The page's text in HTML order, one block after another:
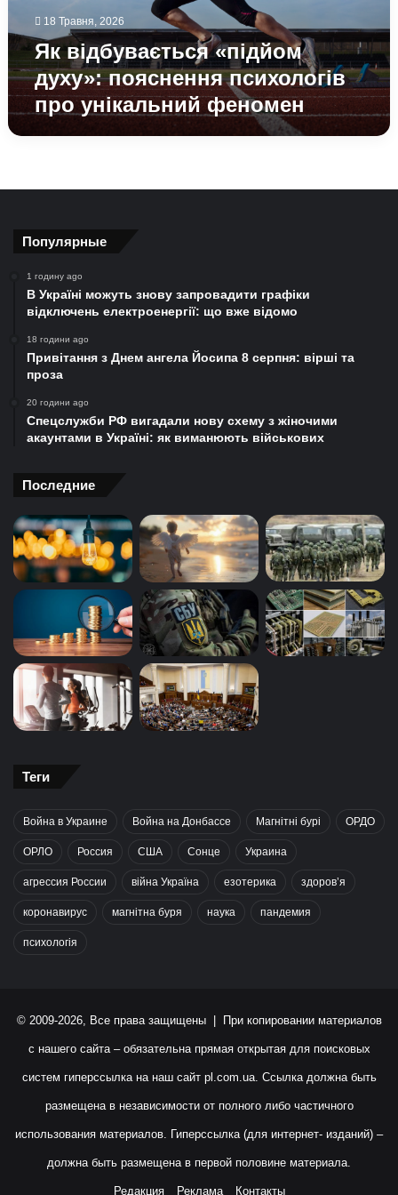
феномен18 Травня, 2026
Як відбувається «підйом
духу»: пояснення психологів
про унікальний феномен
Популярные
1 годину ago
В Україні можуть знову запровадити графіки
відключень електроенергії: що вже відомо
18 години ago
Привітання з Днем ангела Йосипа 8 серпня: вірші та
проза
20 години ago
Спецслужби РФ вигадали нову схему з жіночими
акаунтами в Україні: як виманюють військових
Последние
Теги
Война в Украине Война на Донбассе Магнітні бурі ОРДО
ОРЛО Россия США Сонце Украина
агрессия России війна Україна езотерика здоров’я
коронавирус магнітна буря наука пандемия
психологія
© 2009-2026, Все права защищены | При копировании материалов
с нашего сайта – обязательна прямая открытая для поисковых
систем гиперссылка на наш сайт pl.com.ua. Ссылка должна быть
размещена в независимости от полного либо частичного
использования материалов. Гиперссылка (для интернет- изданий) –
должна быть размещена в первой половине материала.
Редакция Реклама Контакты